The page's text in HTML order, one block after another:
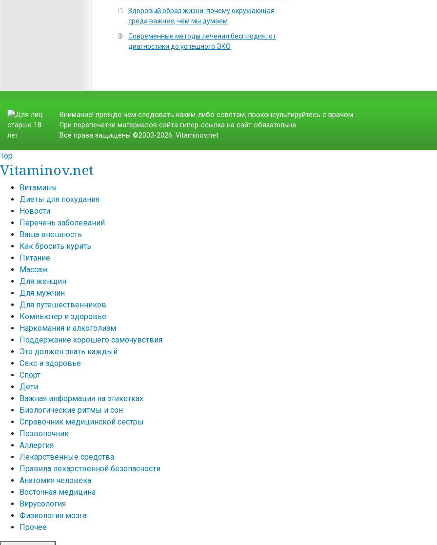
Здоровый образ жизни: почему окружающая
среда важнее, чем мы думаем
Современные методы лечения бесплодия: от
диагностики до успешного ЭКО
Внимание! прежде чем следовать каким-либо советам, проконсультируйтесь с врачом.
При перепечатке материалов сайта гипер-ссылка на сайт обязательна.
Все права защищены ©2003-2026. Vitaminov.net
Top
Vitaminov.net
Витамины
Диеты для похудания
Новости
Перечень заболеваний
Ваша внешность
Как бросить курить
Питание
Массаж
Для женщин
Для мужчин
Для путешественников
Компьютер и здоровье
Наркомания и алкоголизм
Поддержание хорошего самочувствия
Это должен знать каждый
Секс и здоровье
Спорт
Дети
Важная информация на этикетках
Биологические ритмы и сон
Справочник медицинской сестры
Позвоночник
Аллергия
Лекарственные средства
Правила лекарственной безопасности
Aнатомия человека
Восточная медицина
Вирусология
Физиология мозга
Прочее